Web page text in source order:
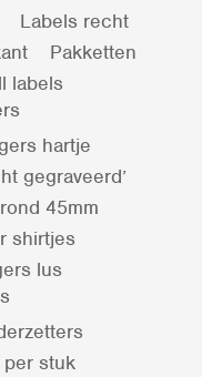
Labels recht
Pakketten
labels
hartje
gegraveerd’
45mm
shirtjes
lus
stuk